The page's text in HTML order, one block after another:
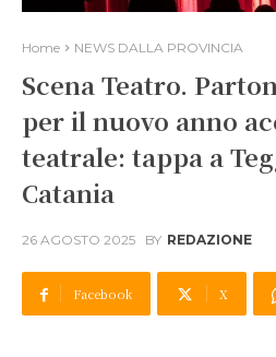
Home NEWS DALLA PROVINCIA
Scena Teatro.
per il nuovo anno
teatrale: tappa a
Catania
26 AGOSTO 2025 BY REDAZIONE
Facebook X